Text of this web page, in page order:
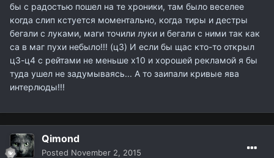
бы с радостью пошел на те хроники, там было веселее
когда слип кстуется моментально, когда тиры и дестры
бегали с луками, маги точили луки и бегали с ними так как
са в маг пухи небыло!!! (ц3) И если бы щас кто-то открыл
ц3-ц4 с рейтами не меньше х10 и хорошей рекламой я бы
туда ушел не задумываясь... А то заипали кривые ява
интерлюды!!!
Qimond
Posted November 2, 2015